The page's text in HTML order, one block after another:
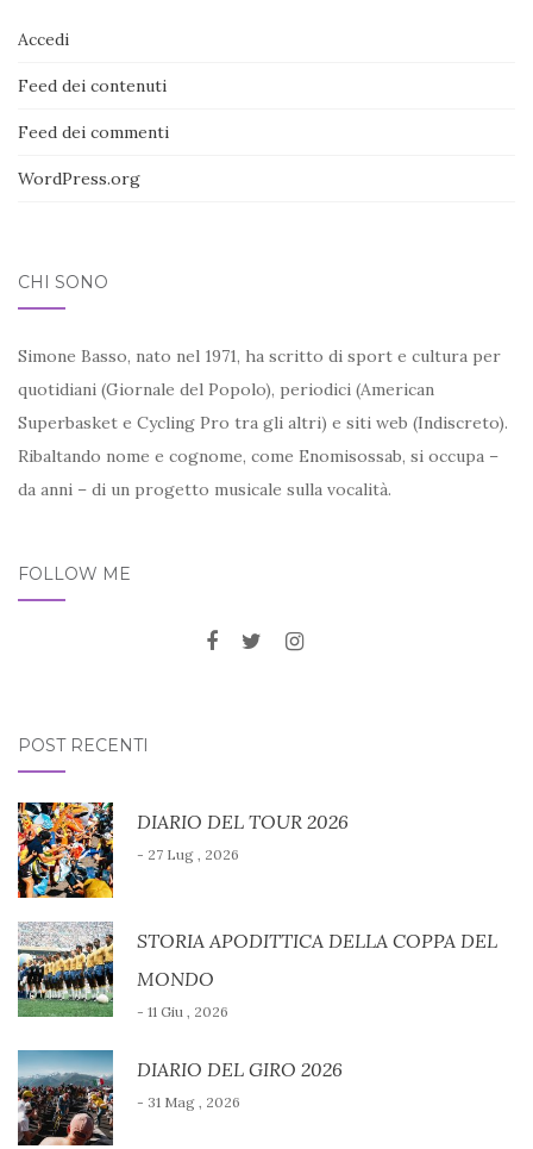
Accedi
Feed dei contenuti
Feed dei commenti
WordPress.org
CHI SONO
Simone Basso, nato nel 1971, ha scritto di sport e cultura per
quotidiani (Giornale del Popolo), periodici (American
Superbasket e Cycling Pro tra gli altri) e siti web (Indiscreto).
Ribaltando nome e cognome, come Enomisossab, si occupa –
da anni – di un progetto musicale sulla vocalità.
FOLLOW ME
POST RECENTI
DIARIO DEL TOUR 2026
- 27 Lug , 2026
STORIA APODITTICA DELLA COPPA DEL
MONDO
- 11 Giu , 2026
DIARIO DEL GIRO 2026
- 31 Mag , 2026